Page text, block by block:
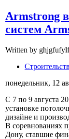
Armstrong
систем
Written by
понедельник, 12
С 7 по 9 августа
установке
дизайне и
В соревнованиях
Дону, ставшие